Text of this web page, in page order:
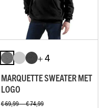
+ 4
MARQUETTE SWEATER MET
LOGO
€ 69,99 — € 74,99